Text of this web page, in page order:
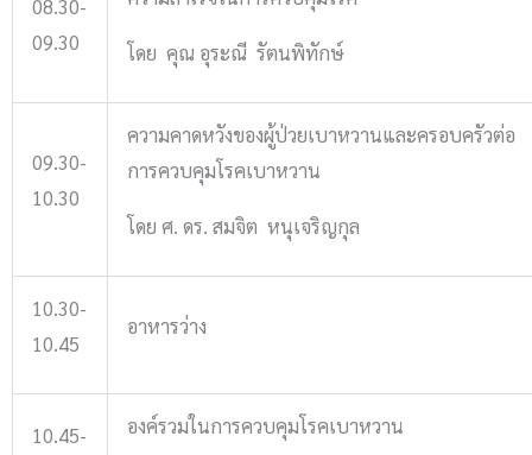
08.30-
09.30
โดย คุณ อุระณี รัตนพิทักษ์
09.30-
10.30
ความคาดหวังของผู้ป่วยเบาหวานและครอบครัวต่อ
การควบคุมโรคเบาหวาน
โดย ศ. ดร. สมจิต หนุเจริญกุล
10.30-
10.45
อาหารว่าง
10.45- องค์รวมในการควบคุมโรคเบาหวาน